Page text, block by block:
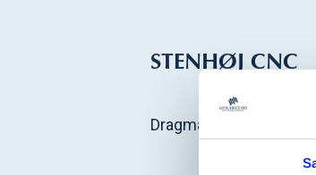
STENHØJ CNC
Dragmaskiner för